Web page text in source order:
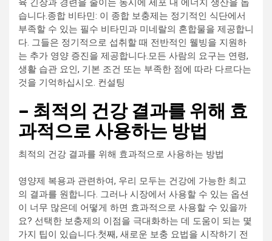
육 긴장과 경련을 줄이는 동시에 세포 내 에너지 생산을 돕
습니다.종합 비타민: 이 종합 보충제는 정기적인 식단에서
부족할 수 있는 필수 비타민과 미네랄의 혼합물을 제공합니
다. 그들은 정기적으로 섭취할 때 전반적인 웰빙을 지원하
는 추가 영양 증진을 제공합니다.모든 사람의 요구는 연령,
생활 습관 요인, 기본 조건 또는 부족한 점에 따라 다르다는
것을 기억하십시오. 컨설팅
– 최적의 건강 결과를 위해 효
과적으로 사용하는 방법
최적의 건강 결과를 위해 효과적으로 사용하는 방법
영양제 복용과 관련하여, 우리 모두는 건강에 가능한 최고
의 결과를 원합니다. 그러나 시장에서 사용할 수 있는 옵션
이 너무 많은데 어떻게 하면 효과적으로 사용할 수 있을까
요? 선택한 보충제의 이점을 극대화하는 데 도움이 되는 몇
가지 팁이 있습니다.첫째, 새로운 보충 요법을 시작하기 전